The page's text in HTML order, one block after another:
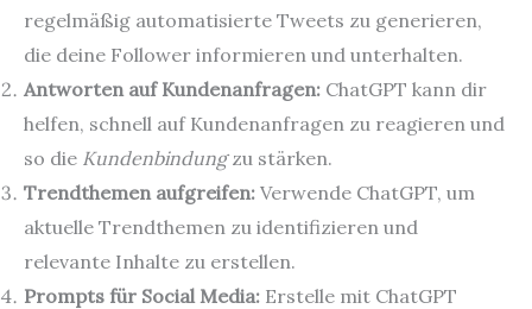
regelmäßig automatisierte Tweets zu generieren,
die deine Follower informieren und unterhalten.
Antworten auf Kundenanfragen: ChatGPT kann dir
helfen, schnell auf Kundenanfragen zu reagieren und
so die Kundenbindungzu stärken.
Trendthemen aufgreifen: Verwende ChatGPT, um
aktuelle Trendthemen zu identifizieren und
relevante Inhalte zu erstellen.
Prompts für Social Media: Erstelle mit ChatGPT